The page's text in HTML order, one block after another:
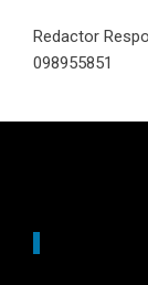
Redactor
098955851